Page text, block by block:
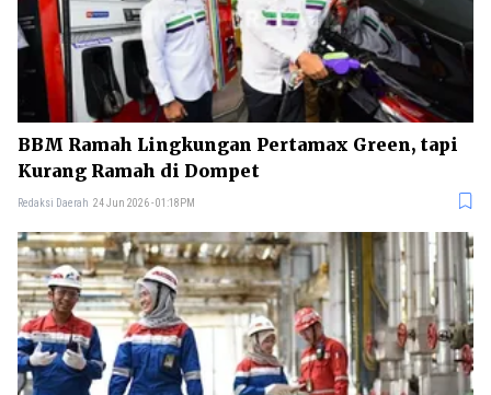
BBM Ramah Lingkungan Pertamax Green, tapi
Kurang Ramah di Dompet
Redaksi Daerah 24 Jun 2026 - 01:18PM